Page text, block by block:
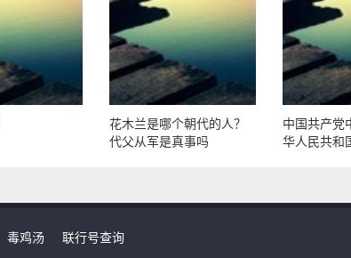
花木兰是哪个朝代的人？
代父从军是真事吗
中国共产党
华人民共和
毒鸡汤 联行号查询